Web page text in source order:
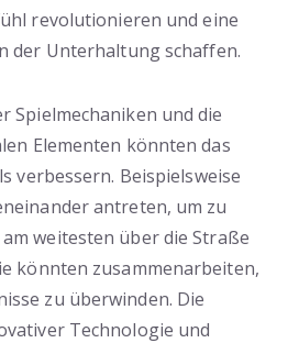
revolutionieren und eine
der Unterhaltung schaffen.
Spielmechaniken und die
Elementen könnten das
verbessern. Beispielsweise
antreten, um zu
weitesten über die Straße
könnten zusammenarbeiten,
zu überwinden. Die
Technologie und